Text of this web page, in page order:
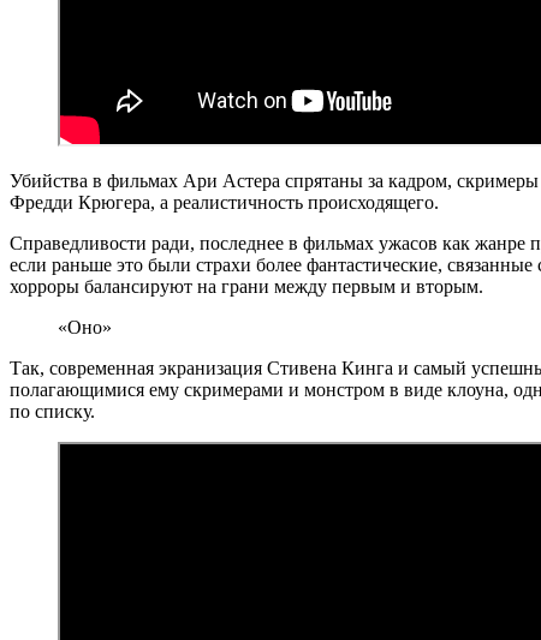
Убийства в фильмах Ари Астера спрятаны за кадром, скримеры
Фредди Крюгера, а реалистичность происходящего.
Справедливости ради, последнее в фильмах ужасов как жанре
если раньше это были страхи более фантастические,
хорроры балансируют на грани между первым и вторым.
«Оно»
Так, современная экранизация Стивена Кинга и самый
полагающимися ему скримерами и монстром в виде клоуна,
по списку.